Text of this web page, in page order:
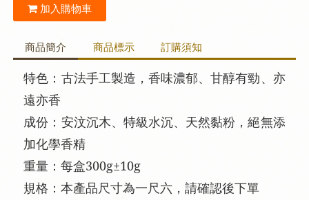
加入購物車
商品簡介 商品標示 訂購須知
特色：古法手工製造，香味濃郁、甘醇有勁、亦
遠亦香
成份：安汶沉木、特級水沉、天然黏粉，絕無添
加化學香精
重量：每盒300g±10g
規格：本產品尺寸為一尺六，請確認後下單